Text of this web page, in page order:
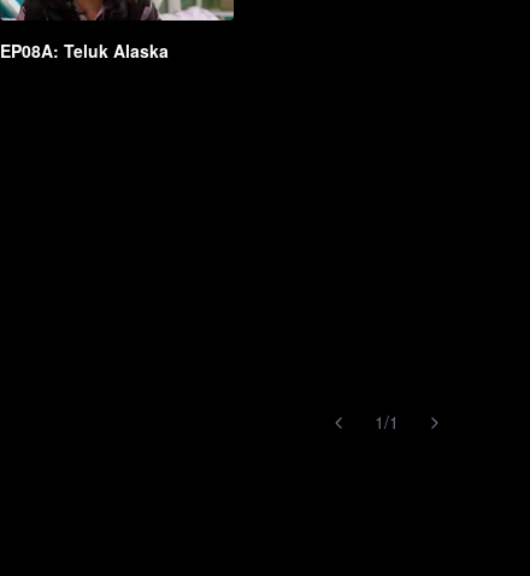
EP08A: Teluk Alaska
1/1